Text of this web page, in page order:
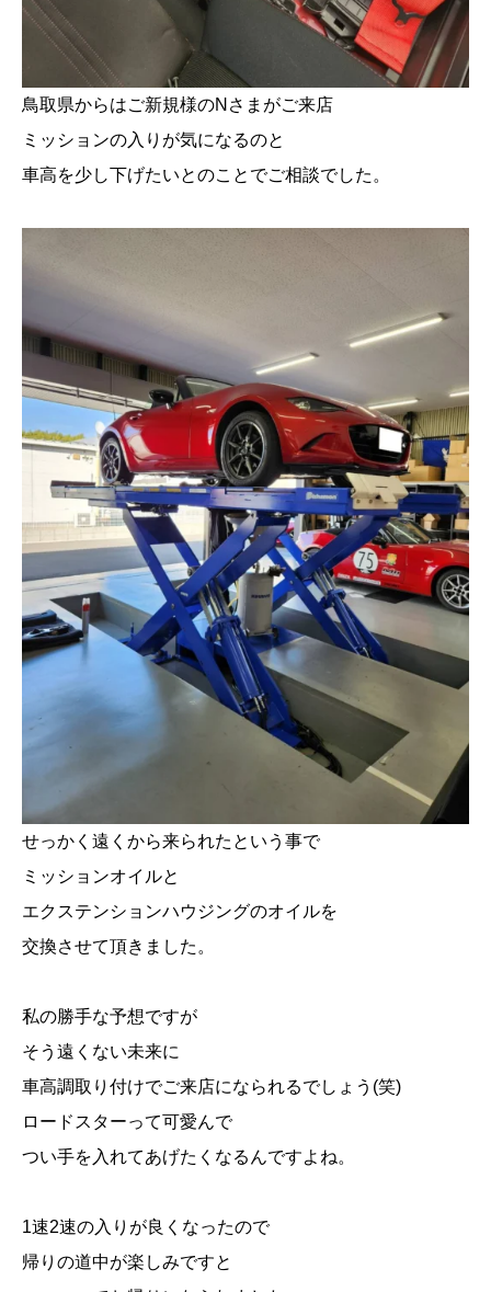
鳥取県からはご新規様のNさまがご来店
ミッションの入りが気になるのと
車高を少し下げたいとのことでご相談でした。
せっかく遠くから来られたという事で
ミッションオイルと
エクステンションハウジングのオイルを
交換させて頂きました。
私の勝手な予想ですが
そう遠くない未来に
車高調取り付けでご来店になられるでしょう(笑)
ロードスターって可愛んで
つい手を入れてあげたくなるんですよね。
1速2速の入りが良くなったので
帰りの道中が楽しみですと